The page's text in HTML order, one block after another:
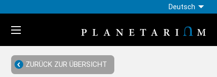
Deutsch
ZURÜCK ZUR ÜBERSICHT